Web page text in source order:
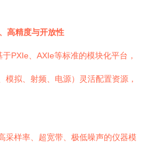
高精度与开放性
于PXIe、AXIe等标准的模块化平台，
模拟、射频、电源）灵活配置资源，
采样率、超宽带、极低噪声的仪器模